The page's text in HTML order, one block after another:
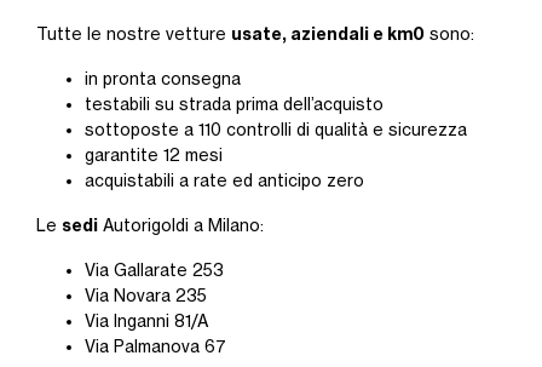
Tutte le nostre vetture usate, aziendali e km0 sono:
in pronta consegna
testabili su strada prima dell’acquisto
sottoposte a 110 controlli di qualità e sicurezza
garantite 12 mesi
acquistabili a rate ed anticipo zero
Le sedi Autorigoldi a Milano:
Via Gallarate 253
Via Novara 235
Via Inganni 81/A
Via Palmanova 67